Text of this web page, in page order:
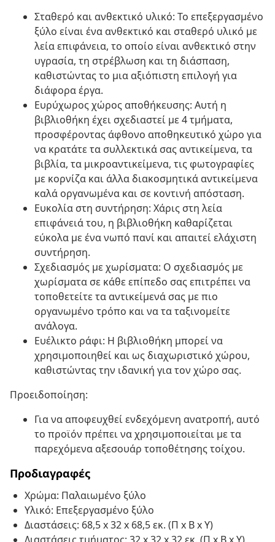
Σταθερό και ανθεκτικό υλικό: Το επεξεργασμένο
ξύλο είναι ένα ανθεκτικό και σταθερό υλικό με
λεία επιφάνεια, το οποίο είναι ανθεκτικό στην
υγρασία, τη στρέβλωση και τη διάσπαση,
καθιστώντας το μια αξιόπιστη επιλογή για
διάφορα έργα.
Ευρύχωρος χώρος αποθήκευσης: Αυτή η
βιβλιοθήκη έχει σχεδιαστεί με 4 τμήματα,
προσφέροντας άφθονο αποθηκευτικό χώρο για
να κρατάτε τα συλλεκτικά σας αντικείμενα, τα
βιβλία, τα μικροαντικείμενα, τις φωτογραφίες
με κορνίζα και άλλα διακοσμητικά αντικείμενα
καλά οργανωμένα και σε κοντινή απόσταση.
Ευκολία στη συντήρηση: Χάρις στη λεία
επιφάνειά του, η βιβλιοθήκη καθαρίζεται
εύκολα με ένα νωπό πανί και απαιτεί ελάχιστη
συντήρηση.
Σχεδιασμός με χωρίσματα: Ο σχεδιασμός με
χωρίσματα σε κάθε επίπεδο σας επιτρέπει να
τοποθετείτε τα αντικείμενά σας με πιο
οργανωμένο τρόπο και να τα ταξινομείτε
ανάλογα.
Ευέλικτο ράφι: Η βιβλιοθήκη μπορεί να
χρησιμοποιηθεί και ως διαχωριστικό χώρου,
καθιστώντας την ιδανική για τον χώρο σας.
Προειδοποίηση:
Για να αποφευχθεί ενδεχόμενη ανατροπή, αυτό
το προϊόν πρέπει να χρησιμοποιείται με τα
παρεχόμενα αξεσουάρ τοποθέτησης τοίχου.
Προδιαγραφές
Χρώμα: Παλαιωμένο ξύλο
Υλικό: Επεξεργασμένο ξύλο
Διαστάσεις: 68,5 x 32 x 68,5 εκ. (Π x Β x Υ)